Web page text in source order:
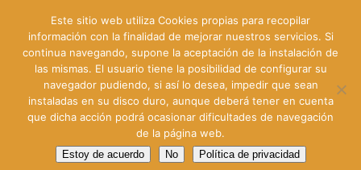
Este sitio web utiliza Cookies propias para recopilar
información con la finalidad de mejorar nuestros servicios. Si
continua navegando, supone la aceptación de la instalación de
las mismas. El usuario tiene la posibilidad de configurar su
navegador pudiendo, si así lo desea, impedir que sean
instaladas en su disco duro, aunque deberá tener en cuenta
que dicha acción podrá ocasionar dificultades de navegación
de la página web.
Estoy de acuerdo No Política de privacidad